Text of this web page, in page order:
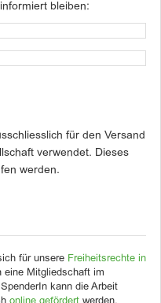
bleiben:
für den Versand
verwendet. Dieses
werden.
für unsere Freiheitsrechte in
eine Mitgliedschaft im
kann die Arbeit